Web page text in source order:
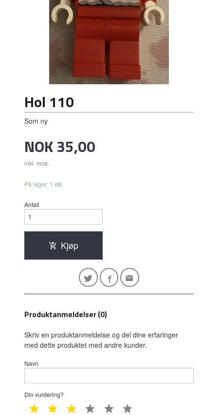
Hol 110
Som ny
Pris
NOK35,00
inkl. mva.
På lager: 1 stk.
Antall
Kjøp
Produktanmeldelser (0)
Skriv en produktanmeldelse og del dine erfaringer
med dette produktet med andre kunder.
Navn
Din vurdering?
1 star 2 star 3 star 4 star 5 star